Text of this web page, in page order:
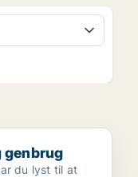
du lyst til at